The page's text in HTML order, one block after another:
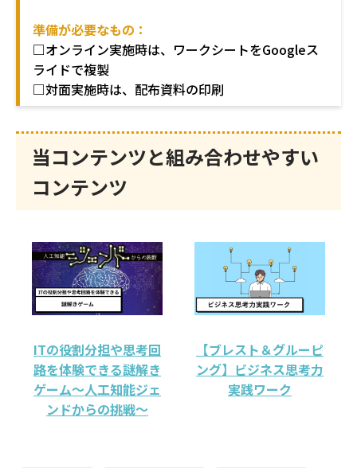
準備が必要なもの：
□オンライン実施時は、ワークシートをGoogleス
ライドで複製
□対面実施時は、配布資料の印刷
当コンテンツと組み合わせやすい
コンテンツ
ITの役割分担や思考回
路を体験できる謎解き
ゲーム～人工知能ジェ
ンドからの挑戦～
【ブレスト＆グルーピ
ング】ビジネス思考力
実践ワーク